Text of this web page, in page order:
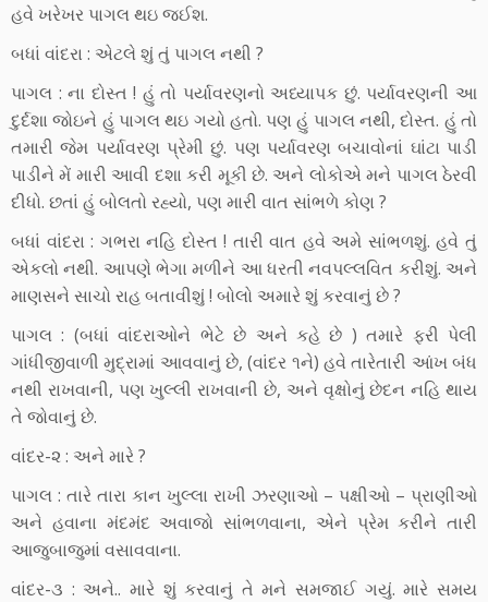
હવે ખરેખર પાગલ થઇ જઈશ.
બધાં વાંદરા : એટલે શું તું પાગલ નથી ?
પાગલ : ના દોસ્ત ! હું તો પર્યાવરણનો અધ્યાપક છું. પર્યાવરણની આ
દુર્દશા જોઇને હું પાગલ થઇ ગયો હતો. પણ હું પાગલ નથી, દોસ્ત. હું તો
તમારી જેમ પર્યાવરણ પ્રેમી છું. પણ પર્યાવરણ બચાવોનાં ઘાંટા પાડી
પાડીને મેં મારી આવી દશા કરી મૂકી છે. અને લોકોએ મને પાગલ ઠેરવી
દીધો. છતાં હું બોલતો રહ્યો, પણ મારી વાત સાંભળે કોણ ?
બધાં વાંદરા : ગભરા નહિ દોસ્ત ! તારી વાત હવે અમે સાંભળશું. હવે તું
એકલો નથી. આપણે ભેગા મળીને આ ધરતી નવપલ્લવિત કરીશું. અને
માણસને સાચો રાહ બતાવીશું ! બોલો અમારે શું કરવાનું છે ?
પાગલ : (બધાં વાંદરાઓને ભેટે છે અને કહે છે ) તમારે ફરી પેલી
ગાંધીજીવાળી મુદ્રામાં આવવાનું છે, (વાંદર ૧ને) હવે તારેતારી આંખ બંધ
નથી રાખવાની, પણ ખુલ્લી રાખવાની છે, અને વૃક્ષોનું છેદન નહિ થાય
તે જોવાનું છે.
વાંદર-૨ : અને મારે ?
પાગલ : તારે તારા કાન ખુલ્લા રાખી ઝરણાઓ – પક્ષીઓ – પ્રાણીઓ
અને હવાના મંદમંદ અવાજો સાંભળવાના, એને પ્રેમ કરીને તારી
આજુબાજુમાં વસાવવાના.
વાંદર-૩ : અને.. મારે શું કરવાનું તે મને સમજાઈ ગયું. મારે સમય